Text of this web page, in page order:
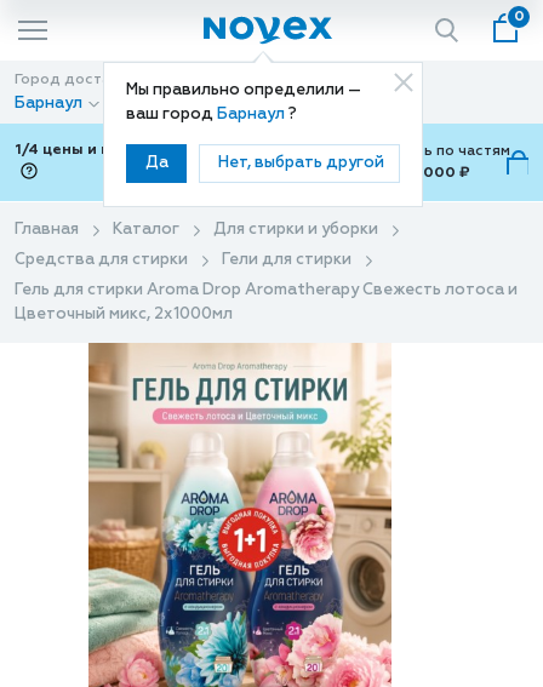
Мы правильно определили —
ваш город Барнаул ?
Да Нет, выбрать другой
0
Город доставки
Барнаул
Способ доставки
Доставка
1/4 цены и покупки ваши с Подели
Можно оплатить по частям
от 700 ₽ до 15,000 ₽
Главная Каталог
Для стирки и уборки
Средства для стирки
Гели для стирки
Гель для стирки Aroma Drop Aromatherapy Свежесть лотоса и
Цветочный микс, 2х1000мл